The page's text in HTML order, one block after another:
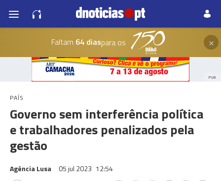
Faltam 64 diaspara os ×
PUB
PAÍS
Governo sem interferência política
e trabalhadores penalizados pela
gestão
Agência Lusa 05 jul 2023 12:54